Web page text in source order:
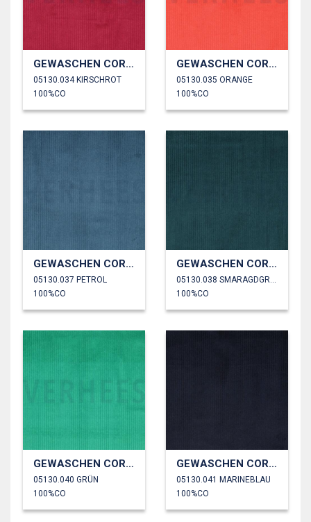
GEWASCHEN CORD 4.5W
05130.034 KIRSCHROT
100%CO
GEWASCHEN CORD 4.5W
05130.035 ORANGE
100%CO
GEWASCHEN CORD 4.5W
05130.037 PETROL
100%CO
GEWASCHEN CORD 4.5W
100%CO
GEWASCHEN CORD 4.5W
05130.040 GRÜN
100%CO
GEWASCHEN CORD 4.5W
05130.041 MARINEBLAU
100%CO